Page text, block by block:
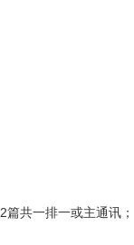
2篇共一排一或主通讯；